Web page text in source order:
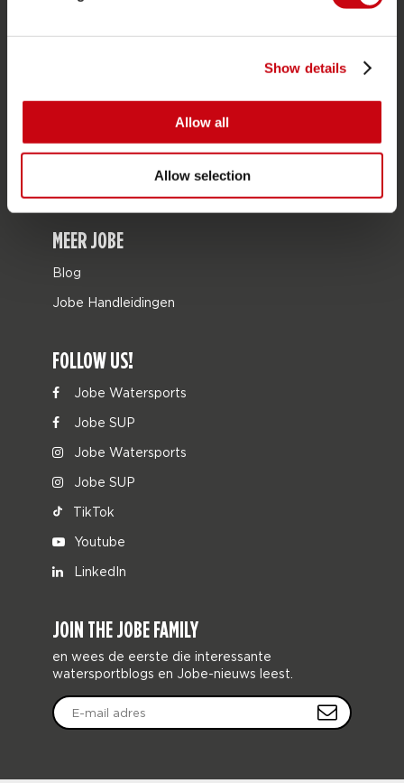
Show details
Allow all
Allow selection
Tassen
Leisure
Mix & Match
MEER JOBE
Blog
Jobe Handleidingen
FOLLOW US!
Jobe Watersports
Jobe SUP
Jobe Watersports
Jobe SUP
TikTok
Youtube
LinkedIn
JOIN THE JOBE FAMILY
en wees de eerste die interessante
watersportblogs en Jobe-nieuws leest.